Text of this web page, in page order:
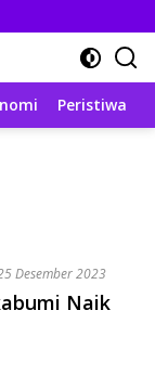
Peristiwa
Desember 2023
Naik